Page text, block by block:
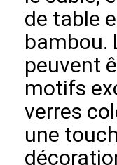
de table
bambou.
peuvent
motifs
verres
une